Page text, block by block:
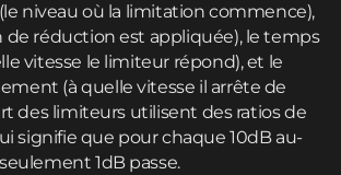
niveau où la limitation commence),
de réduction est appliquée), le temps
vitesse le limiteur répond), et le
(à quelle vitesse il arrête de
des limiteurs utilisent des ratios de
signifie que pour chaque 10dB au-
1dB passe.